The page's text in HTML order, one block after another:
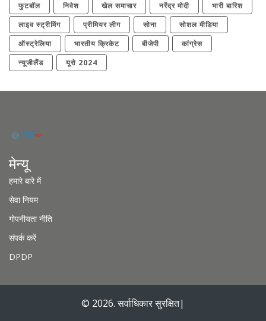
फुटबॉल
निवेश खेल समाचार नरेंद्र मोदी
भारी बारिश
लाइव स्ट्रीमिंग
प्रीमियर लीग सोना
सोशल मीडिया
ऑस्ट्रेलिया
भारतीय क्रिकेट बीजेपी
कांग्रेस
न्यूजीलैंड
यूरो 2024
मेन्यू
हमारे बारे में
सेवा नियम
गोपनीयता नीति
संपर्क करें
DPDP
© 2026. सर्वाधिकार सुरक्षित|